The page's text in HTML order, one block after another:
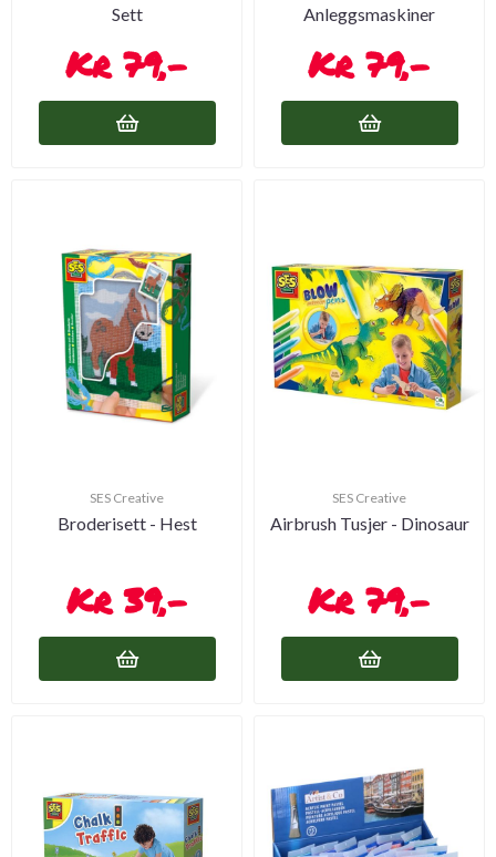
Sett
79,-
Anleggsmaskiner
79,-
SES Creative
Broderisett - Hest
39,-
SES Creative
Airbrush Tusjer - Dinosaur
79,-